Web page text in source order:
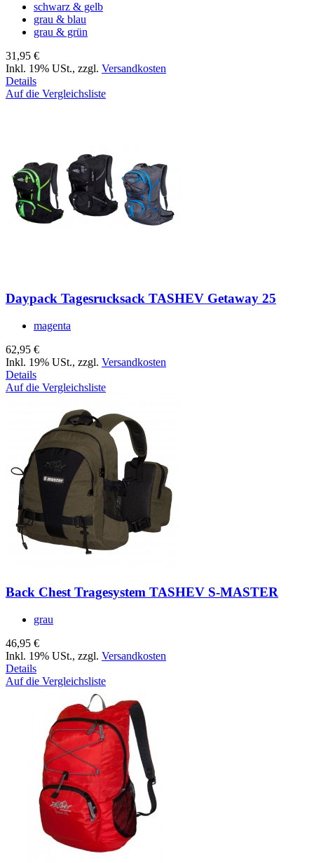
schwarz & gelb
grau & blau
grau & grün
31,95 €
Inkl. 19% USt., zzgl. Versandkosten
Details
Auf die Vergleichsliste
Daypack Tagesrucksack TASHEV Getaway 25
magenta
62,95 €
Inkl. 19% USt., zzgl. Versandkosten
Details
Auf die Vergleichsliste
Back Chest Tragesystem TASHEV S-MASTER
grau
46,95 €
Inkl. 19% USt., zzgl. Versandkosten
Details
Auf die Vergleichsliste